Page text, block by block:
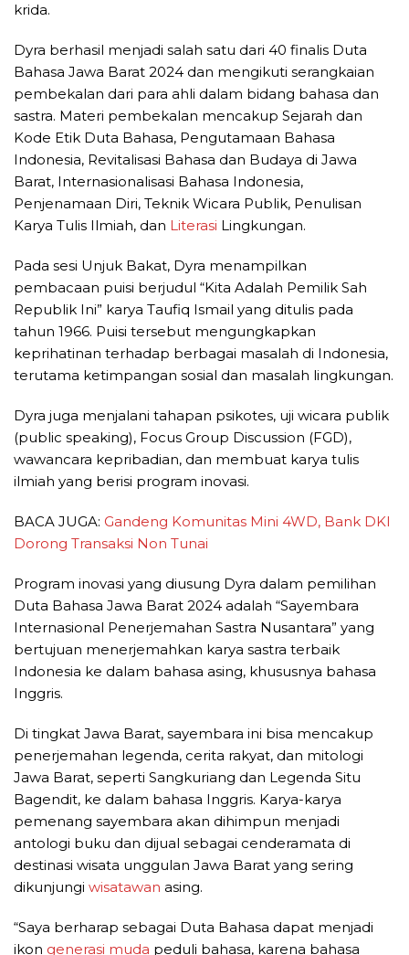
krida.
Dyra berhasil menjadi salah satu dari 40 finalis Duta
Bahasa Jawa Barat 2024 dan mengikuti serangkaian
pembekalan dari para ahli dalam bidang bahasa dan
sastra. Materi pembekalan mencakup Sejarah dan
Kode Etik Duta Bahasa, Pengutamaan Bahasa
Indonesia, Revitalisasi Bahasa dan Budaya di Jawa
Barat, Internasionalisasi Bahasa Indonesia,
Penjenamaan Diri, Teknik Wicara Publik, Penulisan
Karya Tulis Ilmiah, dan Literasi Lingkungan.
Pada sesi Unjuk Bakat, Dyra menampilkan
pembacaan puisi berjudul “Kita Adalah Pemilik Sah
Republik Ini” karya Taufiq Ismail yang ditulis pada
tahun 1966. Puisi tersebut mengungkapkan
keprihatinan terhadap berbagai masalah di Indonesia,
terutama ketimpangan sosial dan masalah lingkungan.
Dyra juga menjalani tahapan psikotes, uji wicara publik
(public speaking), Focus Group Discussion (FGD),
wawancara kepribadian, dan membuat karya tulis
ilmiah yang berisi program inovasi.
BACA JUGA: Gandeng Komunitas Mini 4WD, Bank DKI
Dorong Transaksi Non Tunai
Program inovasi yang diusung Dyra dalam pemilihan
Duta Bahasa Jawa Barat 2024 adalah “Sayembara
Internasional Penerjemahan Sastra Nusantara” yang
bertujuan menerjemahkan karya sastra terbaik
Indonesia ke dalam bahasa asing, khususnya bahasa
Inggris.
Di tingkat Jawa Barat, sayembara ini bisa mencakup
penerjemahan legenda, cerita rakyat, dan mitologi
Jawa Barat, seperti Sangkuriang dan Legenda Situ
Bagendit, ke dalam bahasa Inggris. Karya-karya
pemenang sayembara akan dihimpun menjadi
antologi buku dan dijual sebagai cenderamata di
destinasi wisata unggulan Jawa Barat yang sering
dikunjungi wisatawan asing.
“Saya berharap sebagai Duta Bahasa dapat menjadi
ikon generasi muda peduli bahasa, karena bahasa